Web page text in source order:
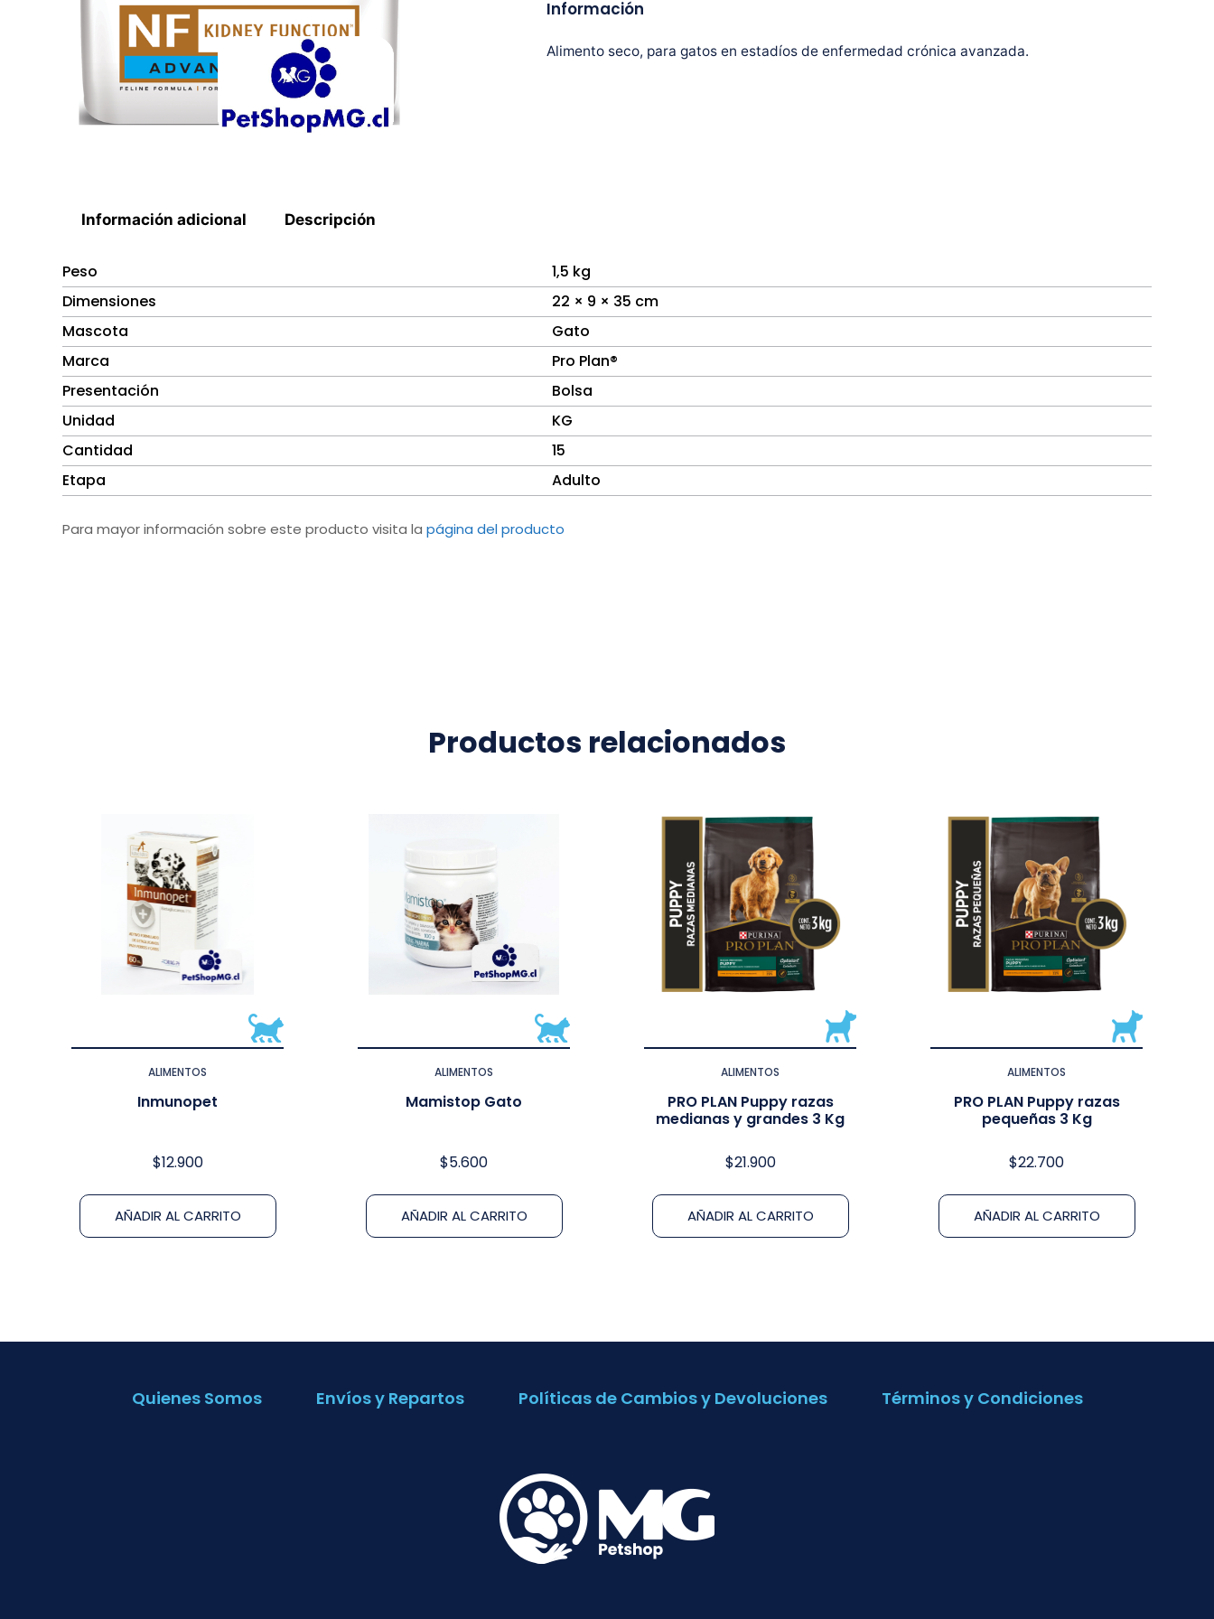
Información
Alimento seco, para gatos en estadíos de enfermedad crónica avanzada.
Información adicional Descripción
Peso
1,5 kg
Dimensiones
22 × 9 × 35 cm
Mascota
Gato
Marca
Pro Plan®
Presentación
Bolsa
Unidad
KG
Cantidad
15
Etapa
Adulto
Para mayor información sobre este producto visita la página del producto
Productos relacionados
ALIMENTOS
Inmunopet
$12.900
AÑADIR AL CARRITO
ALIMENTOS
Mamistop Gato
$5.600
AÑADIR AL CARRITO
ALIMENTOS
PRO PLAN Puppy razas
medianas y grandes 3 Kg
$21.900
AÑADIR AL CARRITO
ALIMENTOS
PRO PLAN Puppy razas
pequeñas 3 Kg
$22.700
AÑADIR AL CARRITO
Quienes Somos Envíos y Repartos Políticas de Cambios y Devoluciones Términos y Condiciones